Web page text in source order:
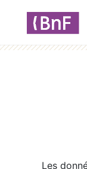
Les